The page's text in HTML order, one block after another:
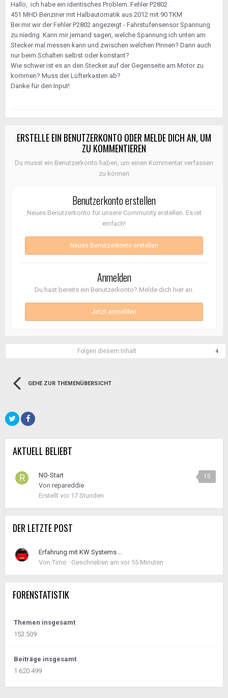
Hallo, ich habe ein identisches Problem. Fehler P2802 .
451 MHD Benziner mit Halbautomatik aus 2012 mit 90 TKM
Bei mir wir der Fehler P2802 angezeigt - Fahrstufensensor Spannung
zu niedrig. Kann mir jemand sagen, welche Spannung ich unten am
Stecker mal messen kann und zwischen welchen Pinnen? Dann auch
nur beim Schalten selbst oder konstant?
Wie schwer ist es an den Stecker auf der Gegenseite am Motor zu
kommen? Muss der Lüfterkasten ab?
Danke für den Input!
ERSTELLE EIN BENUTZERKONTO ODER MELDE DICH AN, UM
ZU KOMMENTIEREN
Du musst ein Benutzerkonto haben, um einen Kommentar verfassen
zu können
Benutzerkonto erstellen
Neues Benutzerkonto für unsere Community erstellen. Es ist
einfach!
Neues Benutzerkonto erstellen
Anmelden
Du hast bereits ein Benutzerkonto? Melde dich hier an.
Jetzt anmelden
Folgen diesem Inhalt 4
GEHE ZUR THEMENÜBERSICHT
AKTUELL BELIEBT
15
NO-Start
Von repareddie
Erstellt vor 17 Stunden
DER LETZTE POST
Erfahrung mit KW Systems ...
Von Timo · Geschrieben am vor 55 Minuten
FORENSTATISTIK
Themen insgesamt
153.509
Beiträge insgesamt
1.620.499